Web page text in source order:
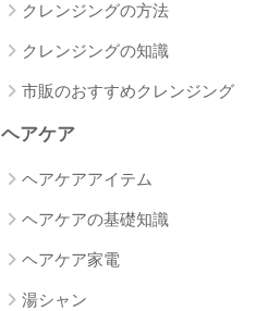
クレンジングの方法
クレンジングの知識
市販のおすすめクレンジング
ヘアケア
ヘアケアアイテム
ヘアケアの基礎知識
ヘアケア家電
湯シャン